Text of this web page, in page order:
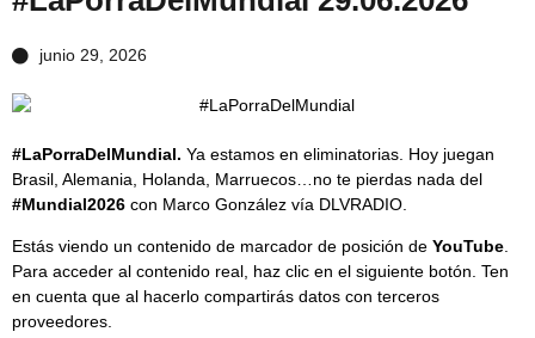
junio 29, 2026
#LaPorraDelMundial. Ya estamos en eliminatorias. Hoy juegan
Brasil, Alemania, Holanda, Marruecos…no te pierdas nada del
#Mundial2026 con Marco González vía DLVRADIO.
Estás viendo un contenido de marcador de posición de YouTube
Para acceder al contenido real, haz clic en el siguiente botón. Ten
en cuenta que al hacerlo compartirás datos con terceros
proveedores.